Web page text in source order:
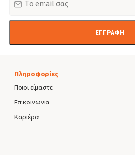
ΕΓΓΡΑΦΗ
Πληροφορίες
Ποιοι είμαστε
Επικοινωνία
Καριέρα